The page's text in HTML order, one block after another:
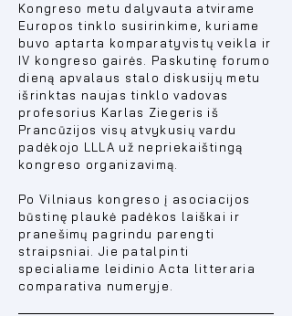
Kongreso metu dalyvauta atvirame
Europos tinklo susirinkime, kuriame
buvo aptarta komparatyvistų veikla ir
IV kongreso gairės. Paskutinę forumo
dieną apvalaus stalo diskusijų metu
išrinktas naujas tinklo vadovas
profesorius Karlas Ziegeris iš
Prancūzijos visų atvykusių vardu
padėkojo LLLA už nepriekaištingą
kongreso organizavimą.
Po Vilniaus kongreso į asociacijos
būstinę plaukė padėkos laiškai ir
pranešimų pagrindu parengti
straipsniai. Jie patalpinti
specialiame leidinio Acta litteraria
comparativa numeryje.